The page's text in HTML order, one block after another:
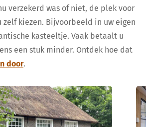
verzekerd was of niet, de plek voor
zelf kiezen. Bijvoorbeeld in uw eigen
kasteeltje. Vaak betaalt u
een stuk minder. Ontdek hoe dat
door.